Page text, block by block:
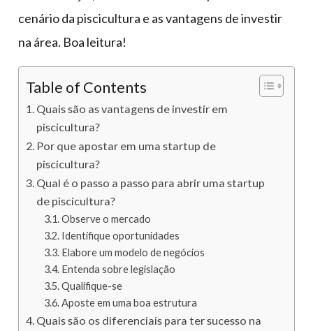
cenário da piscicultura e as vantagens de investir
na área. Boa leitura!
Table of Contents
Quais são as vantagens de investir em
piscicultura?
Por que apostar em uma startup de
piscicultura?
Qual é o passo a passo para abrir uma startup
de piscicultura?
Observe o mercado
Identifique oportunidades
Elabore um modelo de negócios
Entenda sobre legislação
Qualifique-se
Aposte em uma boa estrutura
Quais são os diferenciais para ter sucesso na